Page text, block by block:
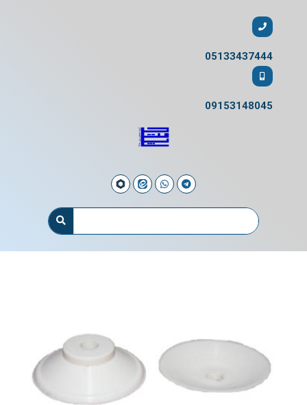
05133437444
09153148045